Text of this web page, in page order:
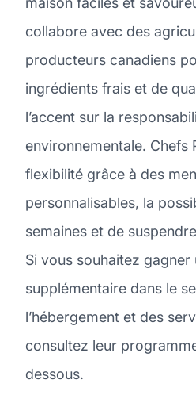
collabore avec des
producteurs canadiens
ingrédients frais et de
l’accent sur la
environnementale. Chefs
flexibilité grâce à des
personnalisables, la
semaines et de
Si vous souhaitez gagner
supplémentaire dans le
l’hébergement et des
consultez leur
dessous.